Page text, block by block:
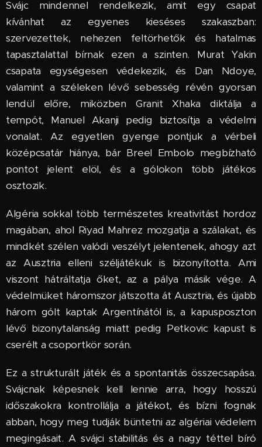
Svájc mindennel rendelkezik, amit egy csapat
kívánhat az egyenes kieséses szakaszban:
szervezettek, nehezen feltörhetők és hatalmas
tapasztalattal bírnak ezen a szinten. Murat Yakin
csapata egységesen védekezik, és Dan Ndoye,
valamint a széleken lévő sebesség révén gyorsan
lendül előre, miközben Granit Xhaka diktálja a
tempót, Manuel Akanji pedig biztosítja a védelmi
vonalat. Az egyetlen gyenge pontjuk a vérbeli
középcsatár hiánya, bár Breel Embolo megbízható
pontot jelent elöl, és a gólokon több játékos
osztozik.
Algéria sokkal több természetes kreativitást hordoz
magában, ahol Riyad Mahrez mozgatja a szálakat, és
mindkét szélen valódi veszélyt jelentenek, ahogy azt
az Ausztria elleni széljátékuk is bizonyította. Ami
viszont hátráltatja őket, az a pálya másik vége. A
védelmüket háromszor játszotta át Ausztria, és újabb
három gólt kaptak Argentínától is, a kapusposzton
lévő bizonytalanság miatt pedig Petkovic kapust is
cserélt a csoportkör során.
Ez a strukturált játék és a spontanitás összecsapása.
Svájcnak képesnek kell lennie arra, hogy hosszú
időszakokra kontrollálja a játékot, és bízni fognak
abban, hogy meg tudják büntetni az algériai védelem
megingásait. A svájci stabilitás és a nagy téttel bíró